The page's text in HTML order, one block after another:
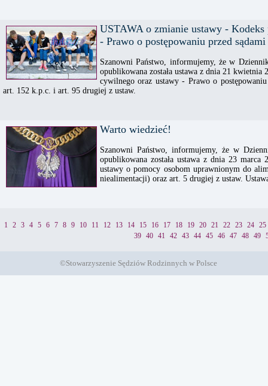
USTAWA o zmianie ustawy -
- Prawo o postępowaniu przed
Szanowni Państwo, informujemy, że w
opublikowana została ustawa z dnia 21
cywilnego oraz ustawy - Prawo o
art. 152 k.p.c. i art. 95 drugiej z ustaw.
Warto wiedzieć!
Szanowni Państwo, informujemy, że w
opublikowana została ustawa z dnia 23
ustawy o pomocy osobom uprawnionym do
niealimentacji) oraz art. 5 drugiej z ustaw.
1 2 3 4 5 6 7 8 9 10 11 12 13 14 15 16 17 18 19 20 21 22 23 24
25
39
40 41 42 43 44 45 46 47 48 49
©Stowarzyszenie Sędziów Rodzinnych w Polsce